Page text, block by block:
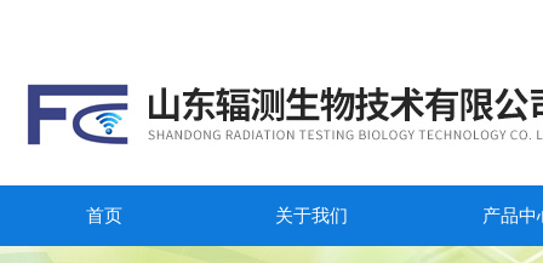
首页 关于我们 产品中